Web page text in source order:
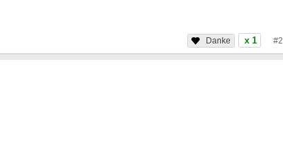
x 1 #2